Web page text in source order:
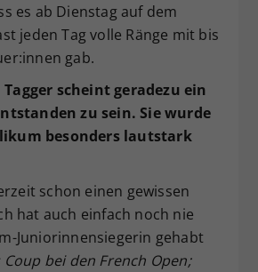
es ab Dienstag auf dem
jeden Tag volle Ränge mit bis
gab.
scheint geradezu ein
zu sein. Sie wurde
besonders lautstark
schon einen gewissen
hat auch einfach noch nie
Juniorinnensiegerin gehabt
Coup bei den French Open;